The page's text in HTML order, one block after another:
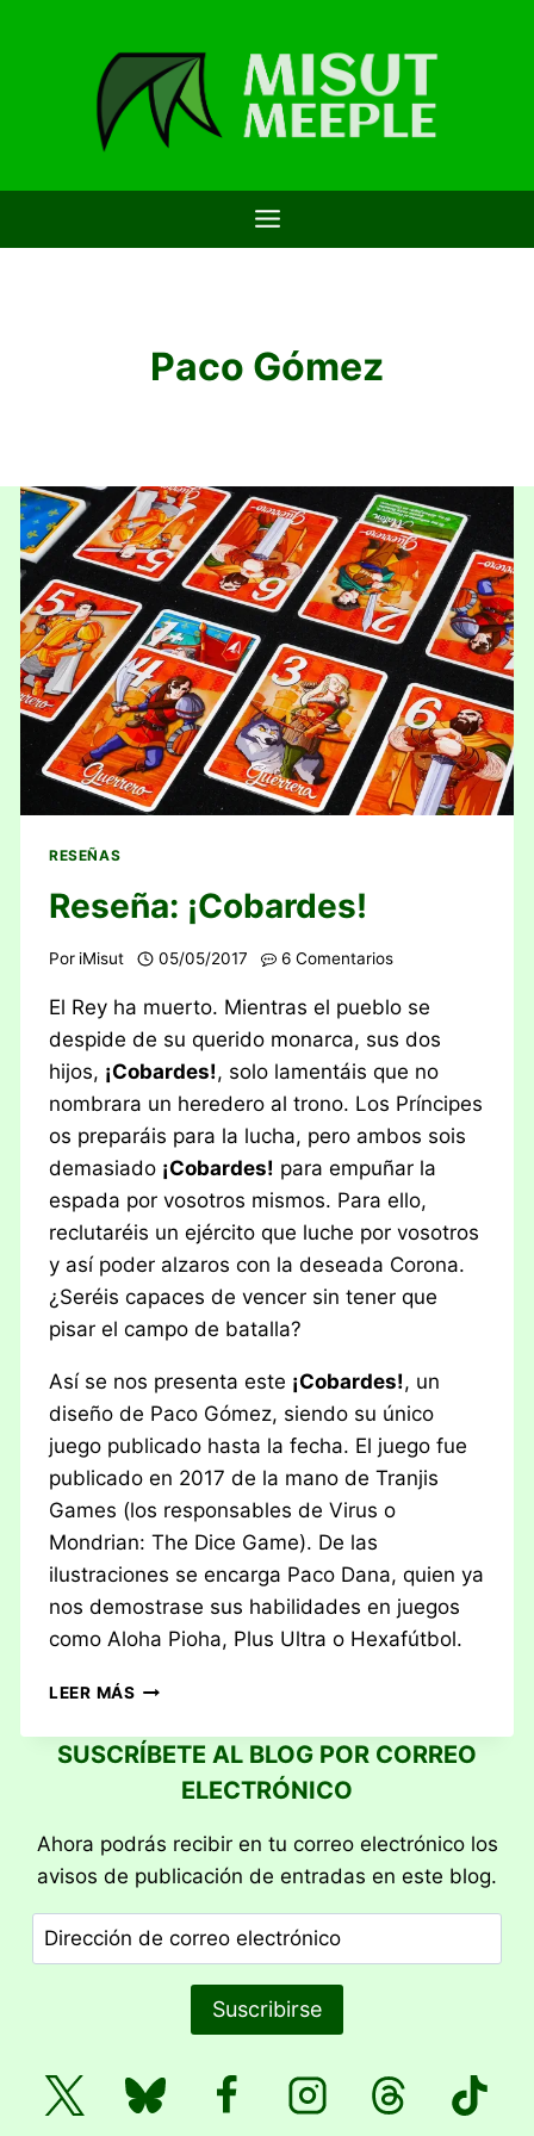
Paco Gómez
RESEÑAS
Reseña: ¡Cobardes!
Por iMisut 05/05/2017 6 Comentarios
El Rey ha muerto. Mientras el pueblo se
despide de su querido monarca, sus dos
hijos, ¡Cobardes!, solo lamentáis que no
nombrara un heredero al trono. Los Príncipes
os preparáis para la lucha, pero ambos sois
demasiado ¡Cobardes! para empuñar la
espada por vosotros mismos. Para ello,
reclutaréis un ejército que luche por vosotros
y así poder alzaros con la deseada Corona.
¿Seréis capaces de vencer sin tener que
pisar el campo de batalla?
Así se nos presenta este ¡Cobardes!, un
diseño de Paco Gómez, siendo su único
juego publicado hasta la fecha. El juego fue
publicado en 2017 de la mano de Tranjis
Games (los responsables de Virus o
Mondrian: The Dice Game). De las
ilustraciones se encarga Paco Dana, quien ya
nos demostrase sus habilidades en juegos
como Aloha Pioha, Plus Ultra o Hexafútbol.
LEER MÁS RESEÑA:
SUSCRÍBETE AL BLOG POR CORREO
ELECTRÓNICO
Ahora podrás recibir en tu correo electrónico los
avisos de publicación de entradas en este blog.
Dirección
de
Suscribirse